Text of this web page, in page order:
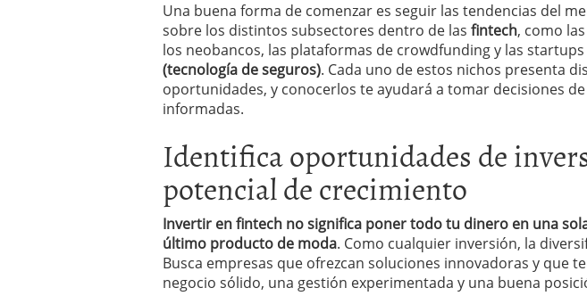
Una buena forma de comenzar es seguir las tendencias del
sobre los distintos subsectores dentro de las fintech, como
los neobancos, las plataformas de crowdfunding y las
(tecnología de seguros). Cada uno de estos nichos presenta
oportunidades, y conocerlos te ayudará a tomar decisiones
informadas.
Identifica oportunidades de
potencial de crecimiento
Invertir en fintech no significa poner todo tu dinero en una
último producto de moda. Como cualquier inversión, la
Busca empresas que ofrezcan soluciones innovadoras y que
negocio sólido, una gestión experimentada y una buena